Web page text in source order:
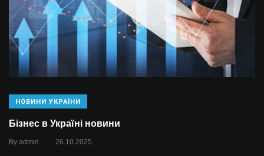
НОВИНИ УКРАЇНИ
Бізнес в Україні новини
By admin . 26.10.2025